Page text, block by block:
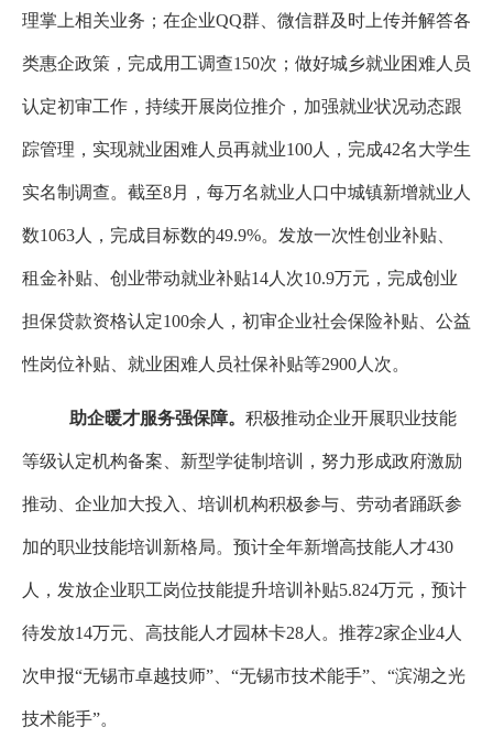
理掌上相关业务；在企业QQ群、微信群及时上传并解答各
类惠企政策，完成用工调查150次；做好城乡就业困难人员
认定初审工作，持续开展岗位推介，加强就业状况动态跟
踪管理，实现就业困难人员再就业100 人，完成42名大学生
实名制调查。截至8月，每万名就业人口中城镇新增就业人
数1063 人，完成目标数的49.9%。 发放一次性创业补贴
租金补贴 、创业带动就业补贴14 人次10.9万元， 完成创业
担保贷款资格认定100余人，初审企业社会保险补贴、公益
性岗位补贴、就业困难人员社保补贴等2900 人次。
助企暖才服务强保障。 积极推动企业开展职业技能
等级认定机构备案、新型学徒制培训，努力形成政府激励
推动、企业加大投入、培训机构积极参与、劳动者踊跃参
加的职业技能培训新格局。预计全年新增高技能人才430
人，发放企业职工岗位技能提升培训补贴5.824万元，预计
待发放14万元、高技能人才园林卡28 人。推荐2家企业4 人
次申报“无锡市卓越技师”、“无锡市技术能手”、“滨湖之光
技术能手”。